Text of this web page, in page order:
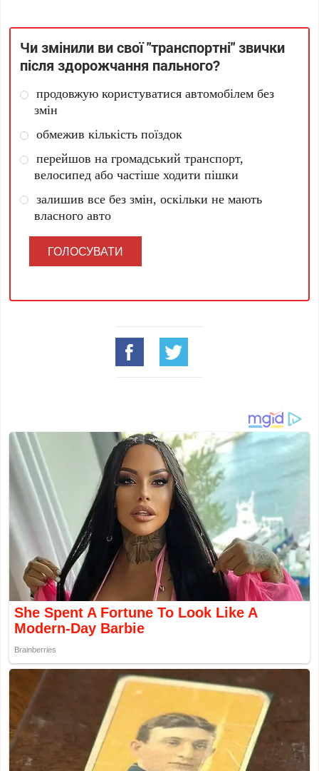
Чи змінили ви свої "транспортні" звички
після здорожчання пального?
продовжую користуватися автомобілем без
змін
обмежив кількість поїздок
перейшов на громадський транспорт,
велосипед або частіше ходити пішки
залишив все без змін, оскільки не мають
власного авто